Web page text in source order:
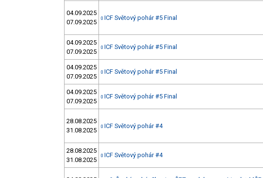
04.09.2025
07.09.2025
0 ICF Světový pohár #5 Final
04.09.2025
07.09.2025
0 ICF Světový pohár #5 Final
04.09.2025
07.09.2025
0 ICF Světový pohár #5 Final
04.09.2025
07.09.2025
0 ICF Světový pohár #5 Final
28.08.2025
31.08.2025
0 ICF Světový pohár #4
28.08.2025
31.08.2025
0 ICF Světový pohár #4